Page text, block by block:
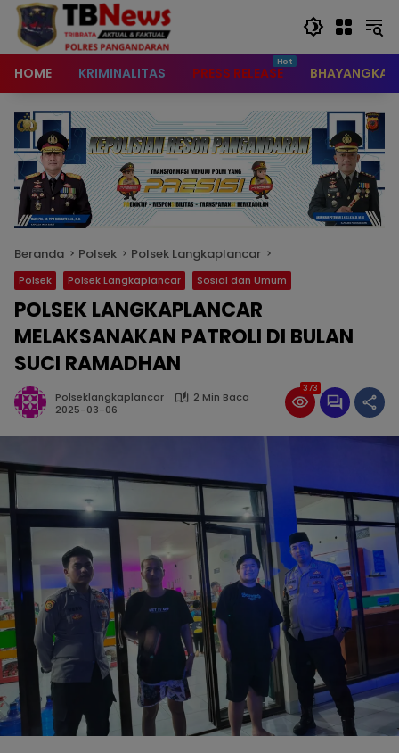
content
HOME KRIMINALITAS PRESS RELEASE BHAYANGKARI
Beranda Polsek Polsek Langkaplancar
Polsek Polsek Langkaplancar Sosial dan Umum
POLSEK LANGKAPLANCAR
MELAKSANAKAN PATROLI DI BULAN
SUCI RAMADHAN
Polseklangkaplancar
2 Min Baca
2025-03-06
373